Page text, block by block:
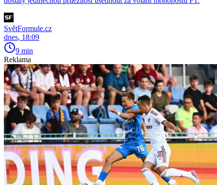
SvětFormule.cz
dnes, 18:09
9 min
Reklama